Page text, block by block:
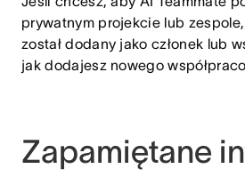
prywatnym projekcie lub
został dodany jako członek lub
jak dodajesz nowego
Zapamiętane